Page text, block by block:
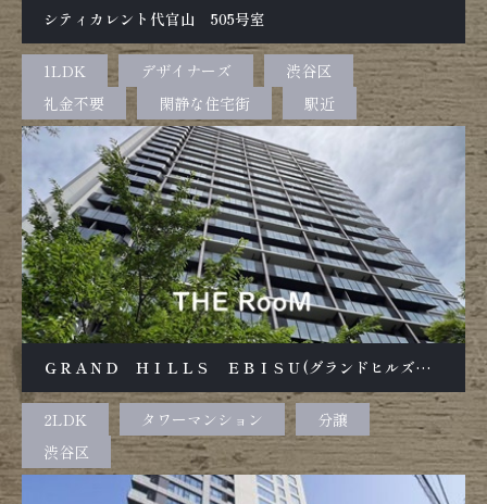
シティカレント代官山 505号室
1LDK デザイナーズ
渋谷区
礼金不要
閑静な住宅街 駅近
ＧＲＡＮＤ ＨＩＬＬＳ ＥＢＩＳＵ(グランドヒルズ恵比寿) 1106号室
2LDK タワーマンション
分譲
渋谷区